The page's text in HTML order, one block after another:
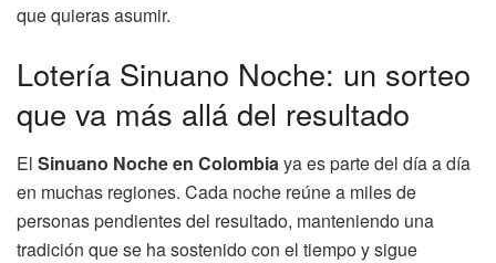
que quieras asumir.
Lotería Sinuano Noche: un sorteo
que va más allá del resultado
El Sinuano Noche en Colombiaya es parte del día a día
en muchas regiones. Cada noche reúne a miles de
personas pendientes del resultado, manteniendo una
tradición que se ha sostenido con el tiempo y sigue